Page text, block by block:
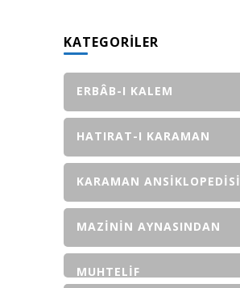
KATEGORILER
ERBÂB-I KALEM
HATIRAT-I KARAMAN
KARAMAN ANSIKLOPEDISI
MAZININ AYNASINDAN
MUHTELIF